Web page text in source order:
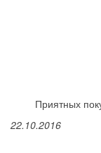
Приятных
22.10.2016